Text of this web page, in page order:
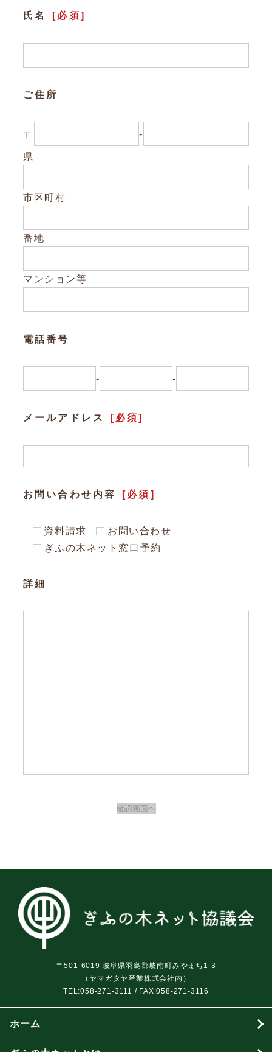
Column
構造材パッケージ
潜入！岐阜県産材ができるまで
Dr.みのりんの実験室
対談シリーズ
ぎふの木コラム
Other
お問い合わせ
氏名 [必須]
ご住所
〒 -
県
市区町村
番地
マンション等
電話番号
- -
メールアドレス [必須]
お問い合わせ内容 [必須]
資料請求
お問い合わせ
ぎふの木ネット窓口予約
詳細
〒501-6019 岐阜県羽島郡岐南町みやまち1-3
（ヤマガタヤ産業株式会社内）
TEL:058-271-3111 / FAX:058-271-3116
ホーム